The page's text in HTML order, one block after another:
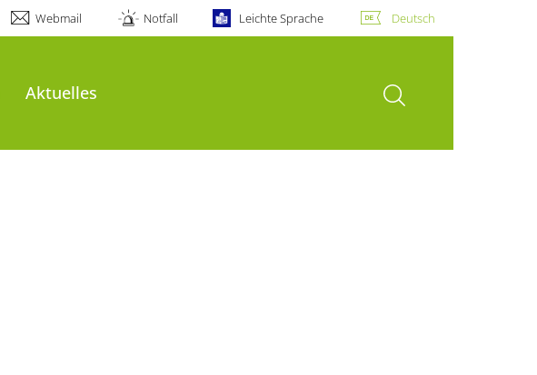
Webmail Notfall Leichte Sprache Deutsch
Aktuelles Suche öffnen